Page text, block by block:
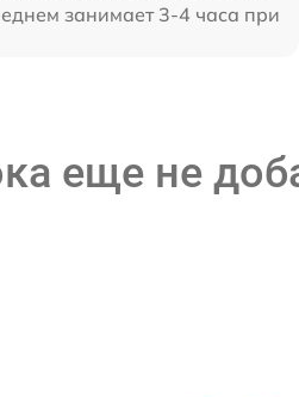
занимает 3-4 часа при
еще не